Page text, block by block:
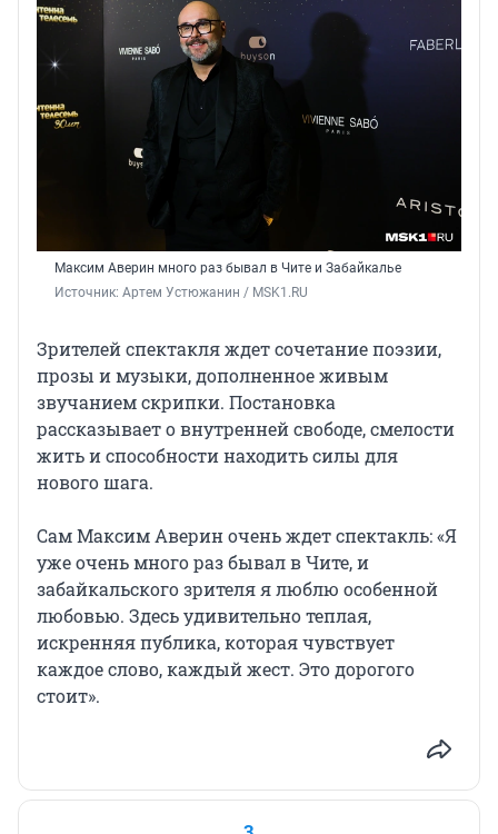
Максим Аверин много раз бывал в Чите и Забайкалье
Источник: Артем Устюжанин / MSK1.RU
Зрителей спектакля ждет сочетание поэзии,
прозы и музыки, дополненное живым
звучанием скрипки. Постановка
рассказывает о внутренней свободе, смелости
жить и способности находить силы для
нового шага.
Сам Максим Аверин очень ждет спектакль: «Я
уже очень много раз бывал в Чите, и
забайкальского зрителя я люблю особенной
любовью. Здесь удивительно теплая,
искренняя публика, которая чувствует
каждое слово, каждый жест. Это дорогого
стоит».